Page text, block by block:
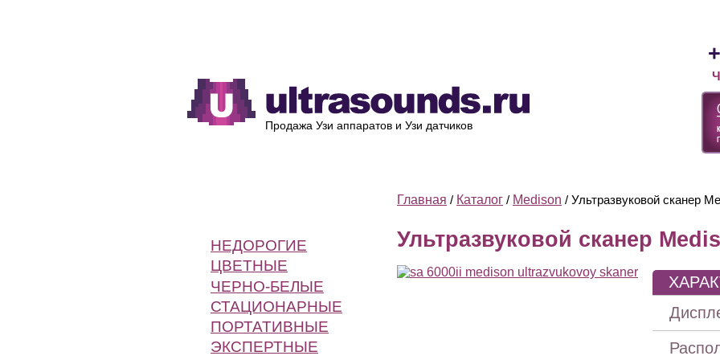
Продажа Узи аппаратов и Узи датчиков
НЕДОРОГИЕ
ЦВЕТНЫЕ
ЧЕРНО-БЕЛЫЕ
СТАЦИОНАРНЫЕ
ПОРТАТИВНЫЕ
ЭКСПЕРТНЫЕ
Главная / Каталог / Medison / Ультразвуковой сканер
Ультразвуковой сканер